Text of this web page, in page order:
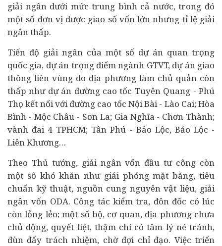
giải ngân dưới mức trung bình cả nước, trong đó
một số đơn vị được giao số vốn lớn nhưng tỉ lệ giải
ngân thấp.
Tiến độ giải ngân của một số dự án quan trọng
quốc gia, dự án trọng điểm ngành GTVT, dự án giao
thông liên vùng do địa phương làm chủ quản còn
thấp như dự án đường cao tốc Tuyên Quang - Phú
Thọ kết nối với đường cao tốc Nội Bài - Lào Cai; Hòa
Bình - Mộc Châu - Sơn La; Gia Nghĩa - Chơn Thành;
vành đai 4 TPHCM; Tân Phú - Bảo Lộc, Bảo Lộc -
Liên Khương…
Theo Thủ tướng, giải ngân vốn đầu tư công còn
một số khó khăn như giải phóng mặt bằng, tiêu
chuẩn kỹ thuật, nguồn cung nguyên vật liệu, giải
ngân vốn ODA. Công tác kiểm tra, đôn đốc có lúc
còn lỏng lẻo; một số bộ, cơ quan, địa phương chưa
chủ động, quyết liệt, thậm chí có tâm lý né tránh,
đùn đẩy trách nhiệm, chờ đợi chỉ đạo. Việc triển